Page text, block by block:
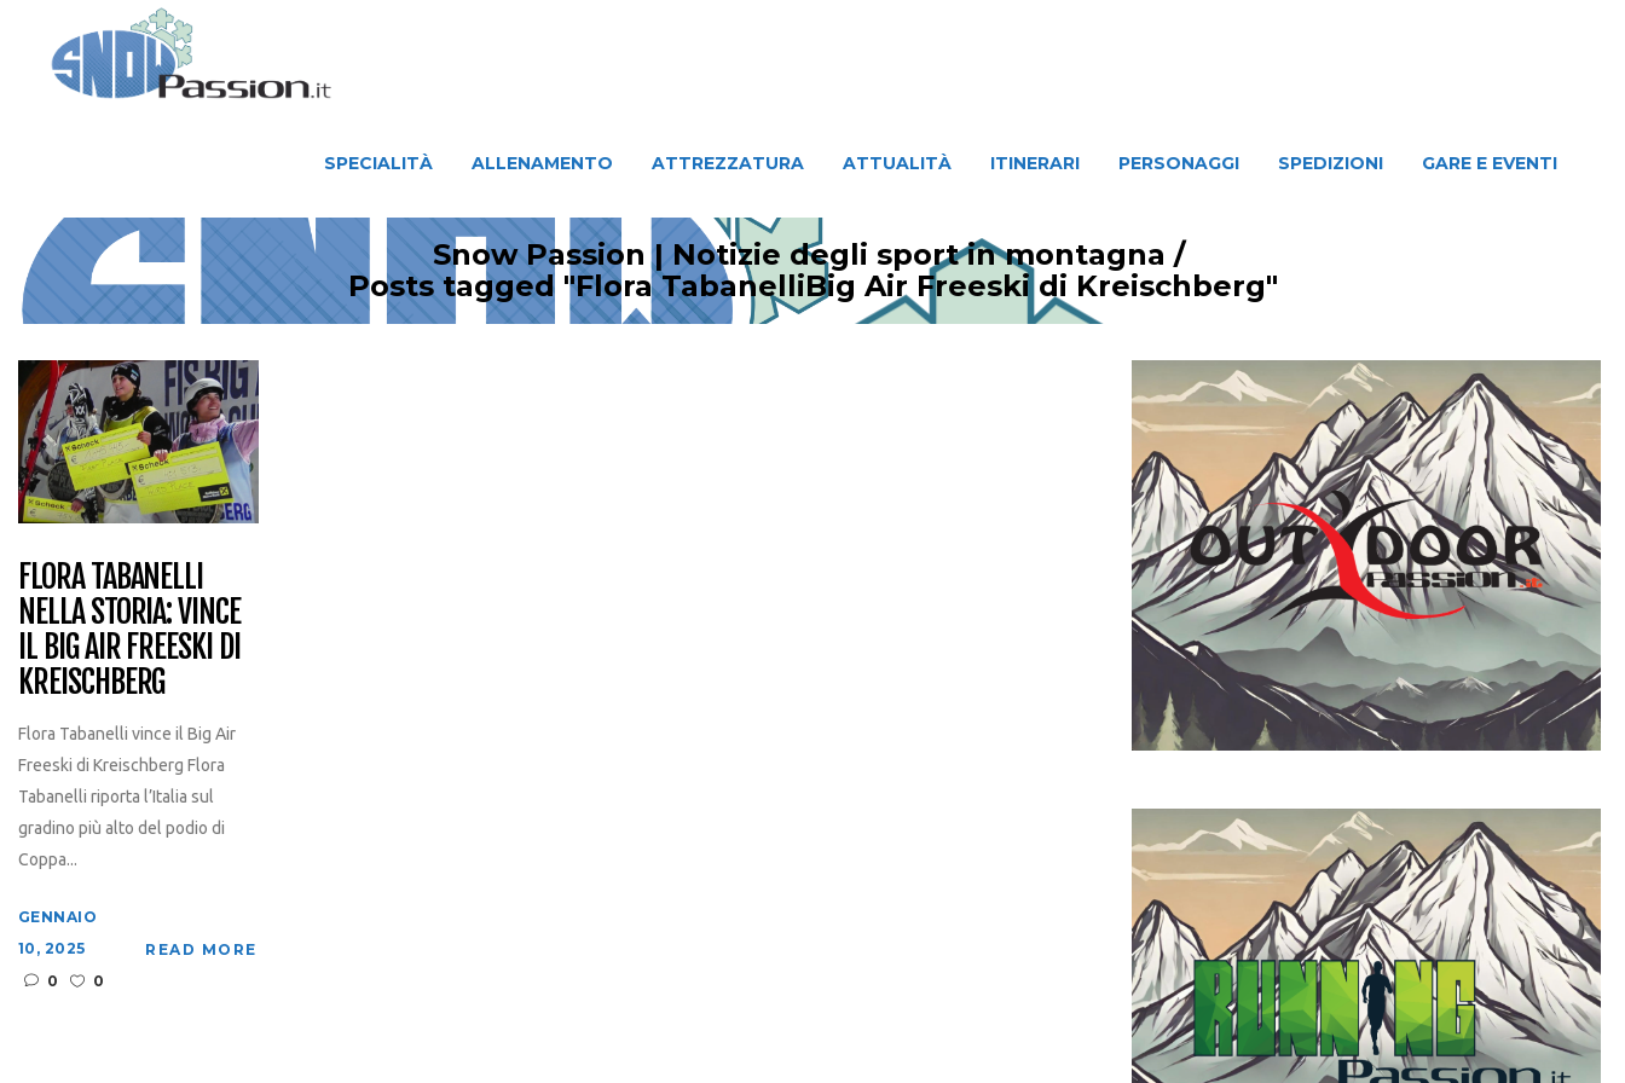
SPECIALITÀ ALLENAMENTO ATTREZZATURA ATTUALITÀ ITINERARI PERSONAGGI SPEDIZIONI GARE E EVENTI
Snow Passion | Notizie degli sport in montagna /
Posts tagged "Flora TabanelliBig Air Freeski di Kreischberg"
FLORA TABANELLI
NELLA STORIA: VINCE
IL BIG AIR FREESKI DI
KREISCHBERG
Flora Tabanelli vince il Big Air
Freeski di Kreischberg Flora
Tabanelli riporta l’Italia sul
gradino più alto del podio di
Coppa...
GENNAIO
10, 2025
0
0
READ MORE